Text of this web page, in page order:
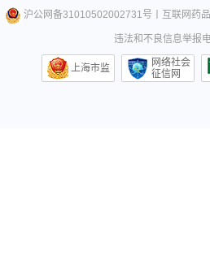
沪公网备31010502002731号
互联网药
违法和不良信息举报
上海市监
网络社会
征信网